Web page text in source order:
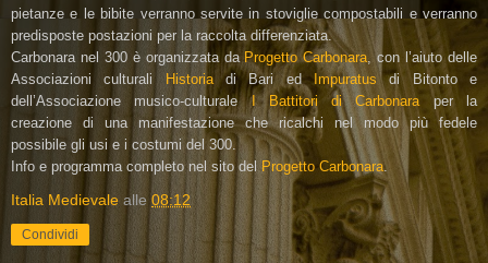
pietanze e le bibite verranno servite in stoviglie compostabili e verranno
predisposte postazioni per la raccolta differenziata.
Carbonara nel 300 è organizzata da Progetto Carbonara , con l’aiuto delle
Associazioni culturali Historia di Bari ed Impuratus
di Bitonto e
dell’Associazione musico-culturaleI Battitori di Carbonara per la
creazione di una manifestazione che ricalchi nel modo più fedele
possibile gli usi e i costumi del 300.
Info e programma completo nel sito del Progetto Carbonara.
Italia Medievale alle 08:12
Condividi